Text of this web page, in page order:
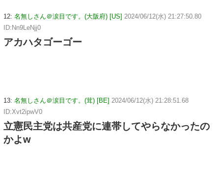
12: 名無しさん＠涙目です。(大阪府) [US] 2024/06/12(水) 21:27:50.80
ID:Nn9LeNjj0
アカハタゴーゴー
13: 名無しさん＠涙目です。(茸) [BE] 2024/06/12(水) 21:28:51.68
ID:Xvt2ipwV0
立憲民主党は共産党に連帯してやらなかったの
かよw